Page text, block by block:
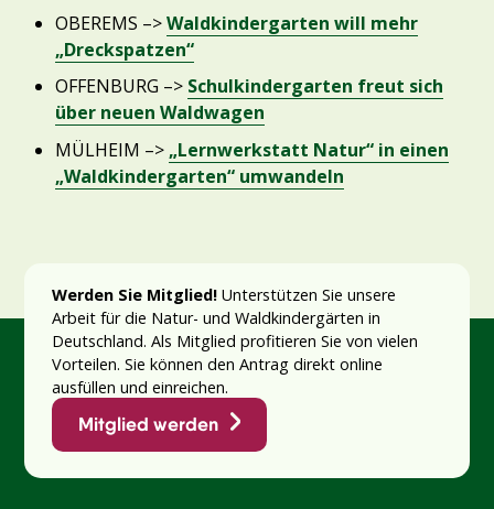
OBEREMS –>Waldkindergarten will mehr
„Dreckspatzen“
OFFENBURG –> Schulkindergarten freut sich
über neuen Waldwagen
MÜLHEIM –> „Lernwerkstatt Natur“ in einen
„Waldkindergarten“ umwandeln
Werden Sie Mitglied!Unterstützen Sie unsere
Arbeit für die Natur- und Waldkindergärten in
Deutschland. Als Mitglied profitieren Sie von vielen
Vorteilen. Sie können den Antrag direkt online
ausfüllen und einreichen.
Mitglied werden